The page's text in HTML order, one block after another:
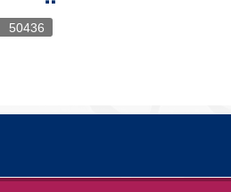
50436